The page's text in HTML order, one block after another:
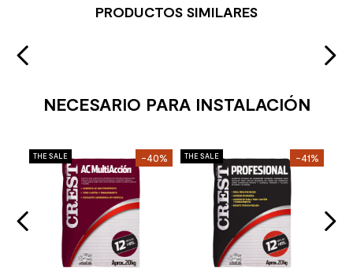
PRODUCTOS SIMILARES
NECESARIO PARA INSTALACIÓN
THE SALE -40% THE SALE -41%